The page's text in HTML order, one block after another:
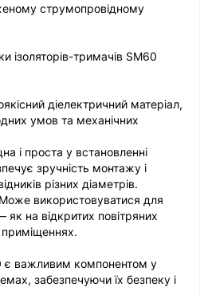
струмопровідному
ізоляторів-тримачів SM60
діелектричний матеріал,
умов та механічних
і проста у встановленні
зручність монтажу і
різних діаметрів.
використовуватися для
як на відкритих повітряних
приміщеннях.
є важливим компонентом у
забезпечуючи їх безпеку і